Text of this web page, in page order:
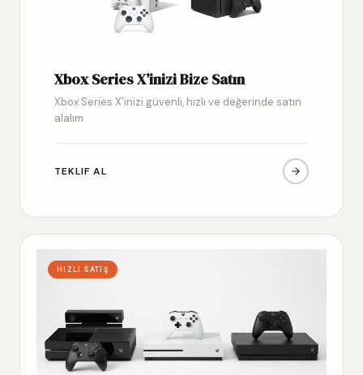
Xbox Series X’inizi Bize Satın
Xbox Series X’inizi güvenli, hızlı ve değerinde satın
alalım
TEKLIF AL
HIZLI SATIŞ